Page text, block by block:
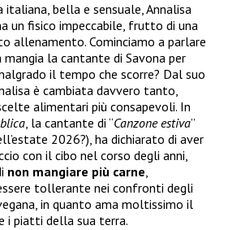
bella e sensuale, Annalisa
un fisico impeccabile, frutto di una
allenamento. Cominciamo a parlare
la cantante di Savona per
il tempo che scorre? Dal suo
è cambiata davvero tanto,
alimentari più consapevoli. In
, la cantante di “Canzone estiva”
2026?), ha dichiarato di aver
con il cibo nel corso degli anni,
non mangiare più carne,
tollerante nei confronti degli
in quanto ama moltissimo il
i piatti della sua terra.